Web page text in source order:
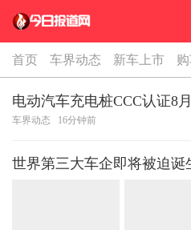
首页 车界动态 新车上市
电动汽车充电桩CCC认证8
车界动态 16分钟前
世界第三大车企即将被迫诞